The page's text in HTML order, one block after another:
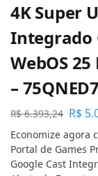
4K Super
Integrado
WebOS
–
R$6.393,24 R$
Economize agora
Portal de Games
Google Cast